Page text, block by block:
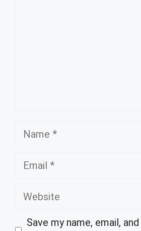
Name
Email
Website
Save my name, email,